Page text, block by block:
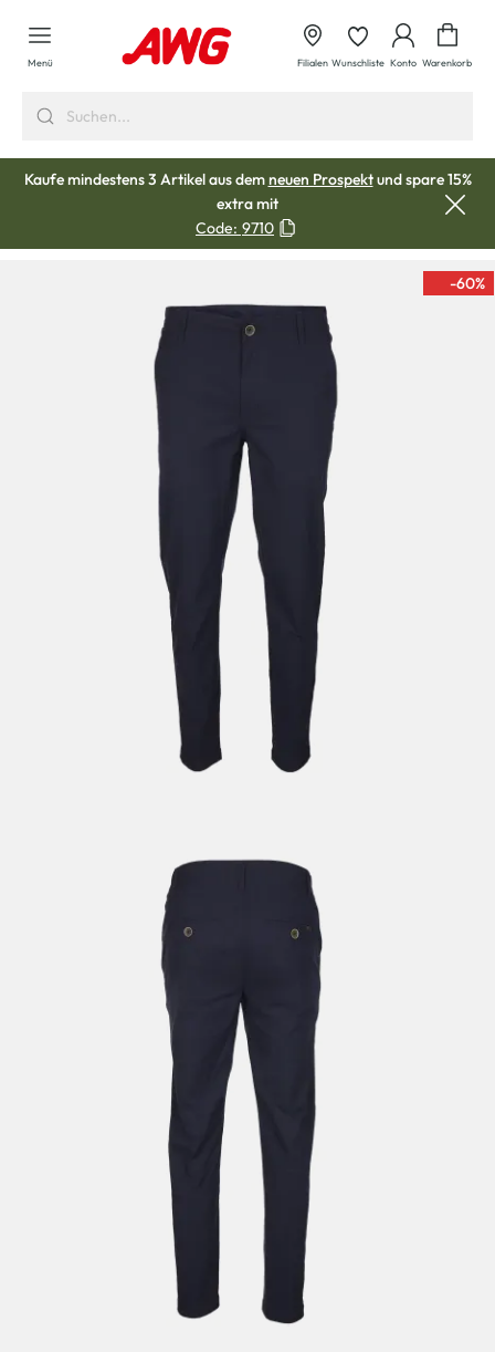
springen
Menü Filialen Wunschliste Konto Warenkorb
Kaufe mindestens 3 Artikel aus demneuen Prospektund spare 15%
extra mit
Code: 9710
-60%